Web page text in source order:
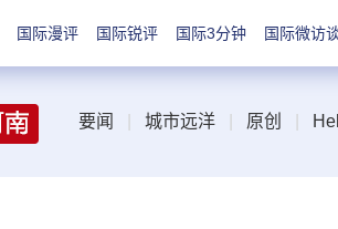
国际漫评 国际锐评 国际3分钟 国际微访
要闻 城市远洋 原创